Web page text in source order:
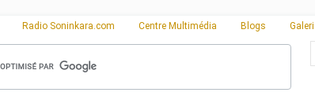
Radio Soninkara.com Centre Multimédia Blogs